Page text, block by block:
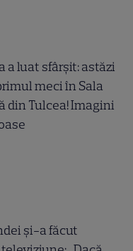
a luat sfârșit: astăzi
meci în Sala
din Tulcea! Imagini
și-a făcut